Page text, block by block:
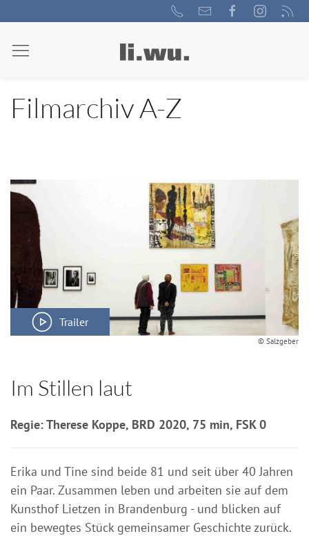
Filmarchiv A-Z
Trailer
© Salzgeber
Im Stillen laut
Regie: Therese Koppe, BRD 2020, 75 min, FSK 0
Erika und Tine sind beide 81 und seit über 40 Jahren
ein Paar. Zusammen leben und arbeiten sie auf dem
Kunsthof Lietzen in Brandenburg - und blicken auf
ein bewegtes Stück gemeinsamer Geschichte zurück.